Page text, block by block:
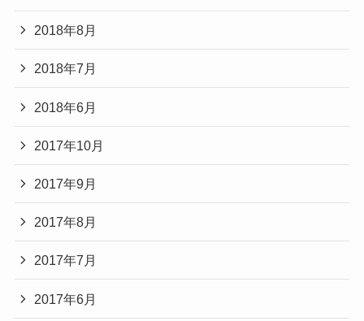
2018年8月
2018年7月
2018年6月
2017年10月
2017年9月
2017年8月
2017年7月
2017年6月